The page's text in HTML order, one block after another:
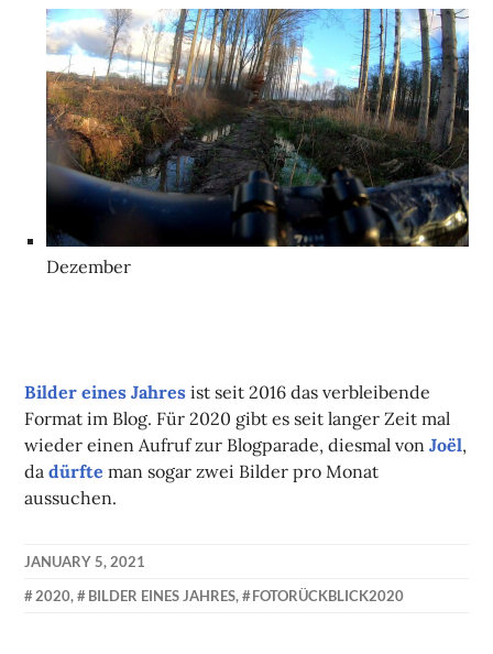
Dezember
Bilder eines Jahres ist seit 2016 das verbleibende
Format im Blog. Für 2020 gibt es seit langer Zeit mal
wieder einen Aufruf zur Blogparade, diesmal vonJoël,
dadürfteman sogar zwei Bilder pro Monat
aussuchen.
JANUARY 5, 2021
KAI2020, BILDER EINES JAHRES, FOTORÜCKBLICK2020